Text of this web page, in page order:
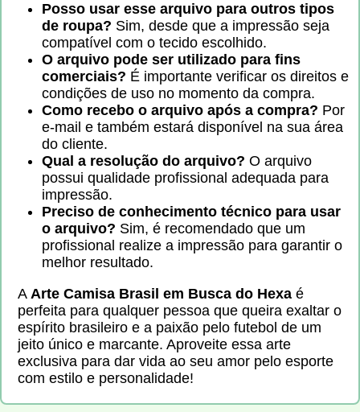
Posso usar esse arquivo para outros tipos
de roupa? Sim, desde que a impressão seja
compatível com o tecido escolhido.
O arquivo pode ser utilizado para fins
comerciais? É importante verificar os direitos e
condições de uso no momento da compra.
Como recebo o arquivo após a compra? Por
e-mail e também estará disponível na sua área
do cliente.
Qual a resolução do arquivo? O arquivo
possui qualidade profissional adequada para
impressão.
Preciso de conhecimento técnico para usar
o arquivo? Sim, é recomendado que um
profissional realize a impressão para garantir o
melhor resultado.
A Arte Camisa Brasil em Busca do Hexa é
perfeita para qualquer pessoa que queira exaltar o
espírito brasileiro e a paixão pelo futebol de um
jeito único e marcante. Aproveite essa arte
exclusiva para dar vida ao seu amor pelo esporte
com estilo e personalidade!